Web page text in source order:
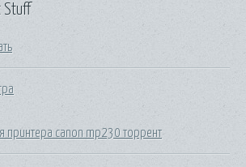
Stuff
принтера canon mp230 торрент